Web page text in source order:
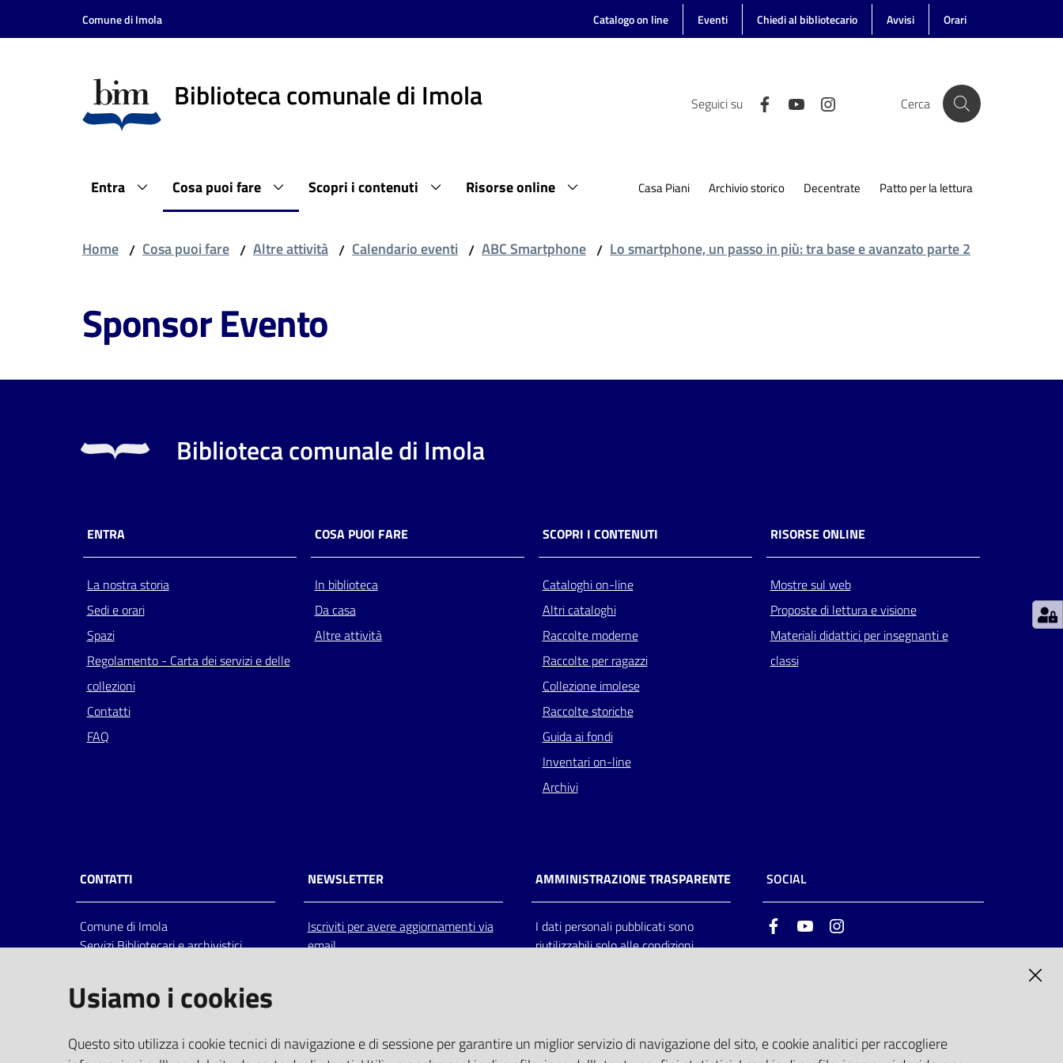
Vai al contenuto
Vai alla navigazione
Comune di Imola Catalogo on line Eventi Chiedi al bibliotecario Avvisi Orari
Biblioteca comunale di Imola Seguici su Cerca
Entra Cosa puoi fare Scopri i contenuti Risorse online Casa Piani Archivio storico Decentrate Patto per la lettura
Home / Cosa puoi fare / Altre attività / Calendario eventi / ABC Smartphone / Lo smartphone, un passo in più: tra base e avanzato parte 2
Sponsor Evento
Biblioteca comunale di Imola
ENTRA
La nostra storia
Sedi e orari
Spazi
Regolamento - Carta dei servizi e delle
collezioni
Contatti
FAQ
COSA PUOI FARE
In biblioteca
Da casa
Altre attività
SCOPRI I CONTENUTI
Cataloghi on-line
Altri cataloghi
Raccolte moderne
Raccolte per ragazzi
Collezione imolese
Raccolte storiche
Guida ai fondi
Inventari on-line
Archivi
RISORSE ONLINE
Mostre sul web
Proposte di lettura e visione
Materiali didattici per insegnanti e
classi
CONTATTI
Comune di Imola
Servizi Bibliotecari e archivistici
Italia
centralino: tel 0542.6026.36 fax
bim@comune.imola.bo.it
PEC
NEWSLETTER
Iscriviti per avere aggiornamenti via
email
AMMINISTRAZIONE TRASPARENTE
I dati personali pubblicati sono
riutilizzabili solo alle condizioni
SOCIAL
FacebookYoutube
Usiamo i cookies
Questo sito utilizza i cookie tecnici di navigazione e di sessione per garantire un miglior servizio di navigazione del sito, e cookie analitici per raccogliere